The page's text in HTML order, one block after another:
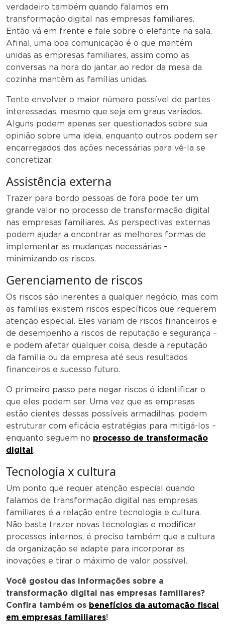
verdadeiro também quando falamos em
transformação digital nas empresas familiares.
Então vá em frente e fale sobre o elefante na sala.
Afinal, uma boa comunicação é o que mantém
unidas as empresas familiares, assim como as
conversas na hora do jantar ao redor da mesa da
cozinha mantêm as famílias unidas.
Tente envolver o maior número possível de partes
interessadas, mesmo que seja em graus variados.
Alguns podem apenas ser questionados sobre sua
opinião sobre uma ideia, enquanto outros podem ser
encarregados das ações necessárias para vê-la se
concretizar.
Assistência externa
Trazer para bordo pessoas de fora pode ter um
grande valor no processo de transformação digital
nas empresas familiares. As perspectivas externas
podem ajudar a encontrar as melhores formas de
implementar as mudanças necessárias –
minimizando os riscos.
Gerenciamento de riscos
Os riscos são inerentes a qualquer negócio, mas com
as famílias existem riscos específicos que requerem
atenção especial. Eles variam de riscos financeiros e
de desempenho a riscos de reputação e segurança –
e podem afetar qualquer coisa, desde a reputação
da família ou da empresa até seus resultados
financeiros e sucesso futuro.
O primeiro passo para negar riscos é identificar o
que eles podem ser. Uma vez que as empresas
estão cientes dessas possíveis armadilhas, podem
estruturar com eficácia estratégias para mitigá-los –
enquanto seguem no processo de transformação
digital.
Tecnologia x cultura
Um ponto que requer atenção especial quando
falamos de transformação digital nas empresas
familiares é a relação entre tecnologia e cultura.
Não basta trazer novas tecnologias e modificar
processos internos, é preciso também que a cultura
da organização se adapte para incorporar as
inovações e tirar o máximo de valor possível.
Você gostou das informações sobre a
transformação digital nas empresas familiares?
Confira também os benefícios da automação fiscal
em empresas familiares!